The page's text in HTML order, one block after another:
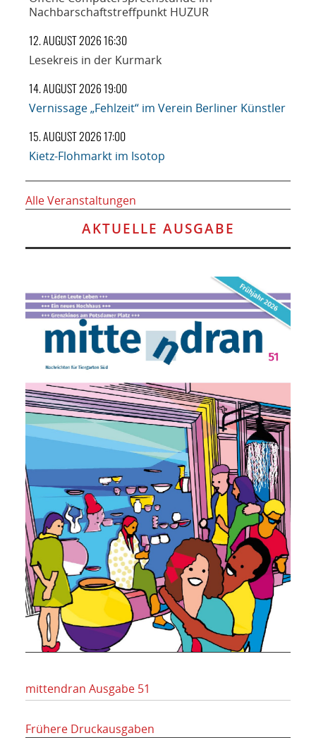
Nachbarschaftstreffpunkt HUZUR
12. AUGUST 2026 16:30
Lesekreis in der Kurmark
14. AUGUST 2026 19:00
Vernissage „Fehlzeit“ im Verein Berliner Künstler
15. AUGUST 2026 17:00
Kietz-Flohmarkt im Isotop
Alle Veranstaltungen
AKTUELLE AUSGABE
mittendran Ausgabe 51
Frühere Druckausgaben